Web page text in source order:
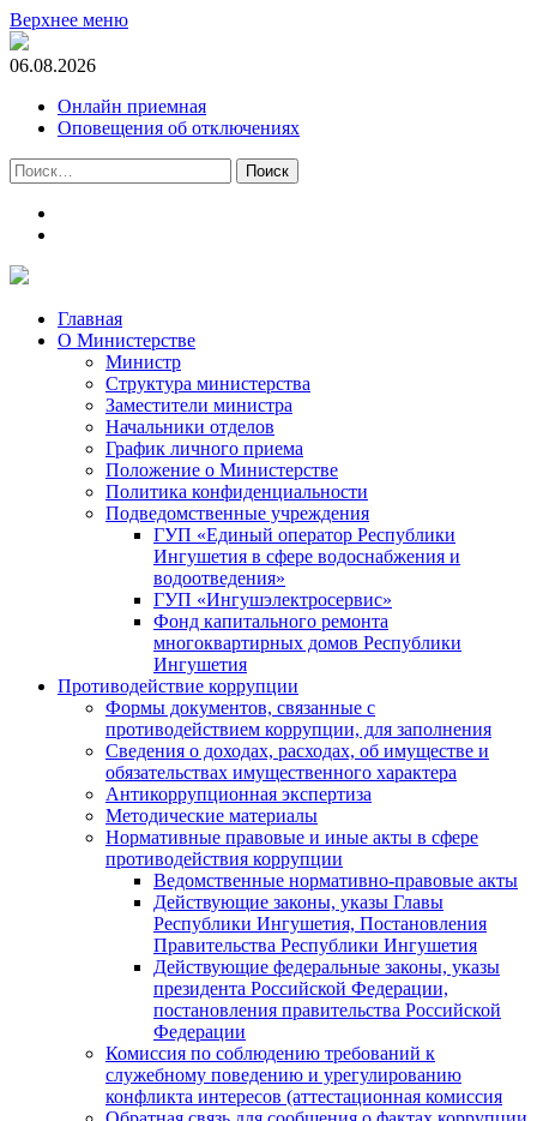
Верхнее меню
06.08.2026
Онлайн приемная
Оповещения об отключениях
Найти:
Главная
О Министерстве
Министр
Cтруктура министерства
Заместители министра
Начальники отделов
График личного приема
Положение о Министерстве
Политика конфиденциальности
Подведомственные учреждения
ГУП «Единый оператор Республики
Ингушетия в сфере водоснабжения и
водоотведения»
ГУП «Ингушэлектросервис»
Фонд капитального ремонта
многоквартирных домов Республики
Ингушетия
Противодействие коррупции
Формы документов, связанные с
противодействием коррупции, для заполнения
Сведения о доходах, расходах, об имуществе и
обязательствах имущественного характера
Антикоррупционная экспертиза
Методические материалы
Нормативные правовые и иные акты в сфере
противодействия коррупции
Ведомственные нормативно-правовые акты
Действующие законы, указы Главы
Республики Ингушетия, Постановления
Правительства Республики Ингушетия
Действующие федеральные законы, указы
президента Российской Федерации,
постановления правительства Российской
Федерации
Комиссия по соблюдению требований к
служебному поведению и урегулированию
конфликта интересов (аттестационная комиссия